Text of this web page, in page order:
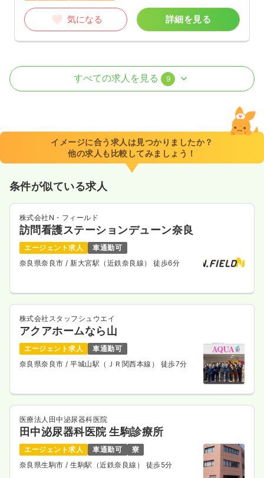
気になる 詳細を見る
透析
8:30～17:00
4週8休以上
担当業務未経験可 ブランク可
第二新卒可
日勤のみ（パート）
給与 時給 1,630円
担当業務未経験可
ブランク可
第二新卒可
気になる
一般病院
日勤のみ（常勤）
給与 27.6万円/月 賞与4.7ヶ月
※経験4年の例
時間 8:30～17:00
すべての求人を見る 9
イメージに合う求人は見つかりましたか？
他の求人も比較してみましょう！
条件が似ている求人
株式会社N・フィールド
訪問看護ステーションデューン奈良
エージェント求人
車通勤可
奈良県奈良市/ 新大宮駅（近鉄奈良線） 徒歩6分
株式会社スタッフシュウエイ
アクアホームなら山
エージェント求人
車通勤可
奈良県奈良市/ 平城山駅（ＪＲ関西本線） 徒歩7分
医療法人田中泌尿器科医院
田中泌尿器科医院 生駒診療所
エージェント求人 車通勤可
寮
奈良県生駒市/ 生駒駅（近鉄奈良線） 徒歩5分